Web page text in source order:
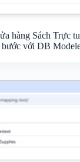
hàng Sách Trực
với DB